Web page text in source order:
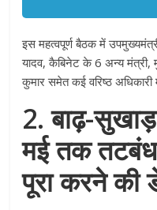
इस महत्वपूर्ण बैठक में
यादव, कैबिनेट के 6 अन्य मंत्री,
कुमार समेत कई वरिष्ठ अधिकारी
2. बाढ़-सुखाड़
मई तक
पूरा करने की